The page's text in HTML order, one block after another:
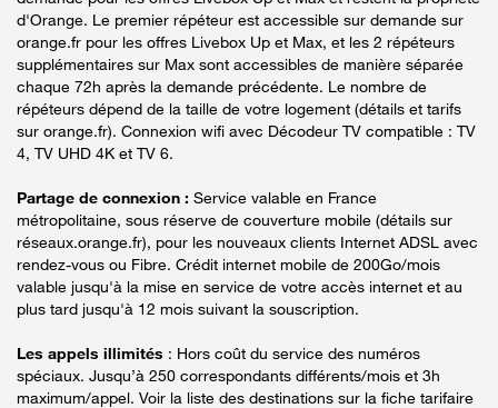
d'Orange. Le premier répéteur est accessible sur demande sur
orange.fr pour les offres Livebox Up et Max, et les 2 répéteurs
supplémentaires sur Max sont accessibles de manière séparée
chaque 72h après la demande précédente. Le nombre de
répéteurs dépend de la taille de votre logement (détails et tarifs
sur orange.fr). Connexion wifi avec Décodeur TV compatible : TV
4, TV UHD 4K et TV 6.
Partage de connexion : Service valable en France
métropolitaine, sous réserve de couverture mobile (détails sur
réseaux.orange.fr), pour les nouveaux clients Internet ADSL avec
rendez-vous ou Fibre. Crédit internet mobile de 200Go/mois
valable jusqu'à la mise en service de votre accès internet et au
plus tard jusqu'à 12 mois suivant la souscription.
Les appels illimités : Hors coût du service des numéros
spéciaux. Jusqu’à 250 correspondants différents/mois et 3h
maximum/appel. Voir la liste des destinations sur la fiche tarifaire